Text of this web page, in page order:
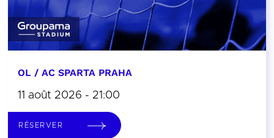
OL / AC SPARTA PRAHA
11 août 2026 - 21:00
RÉSERVER